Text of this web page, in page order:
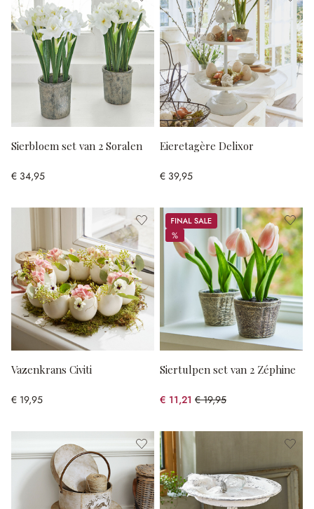
Sierbloem set van 2 Soralen
€ 34,95
Eieretagère Delixor
€ 39,95
Vazenkrans Civiti
€ 19,95
Sale
%
%
Siertulpen set van 2 Zéphine
€ 11,21 € 19,95
(43.81% gespart)